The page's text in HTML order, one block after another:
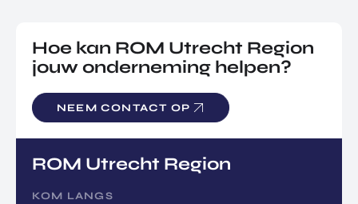
Hoe kan ROM Utrecht Region
jouw onderneming helpen?
NEEM CONTACT OP
ROM Utrecht Region
KOM LANGS